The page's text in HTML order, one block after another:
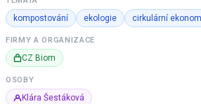
kompostování ekologie cirkulární
FIRMY A ORGANIZACE
CZ Biom
OSOBY
Klára Šestáková